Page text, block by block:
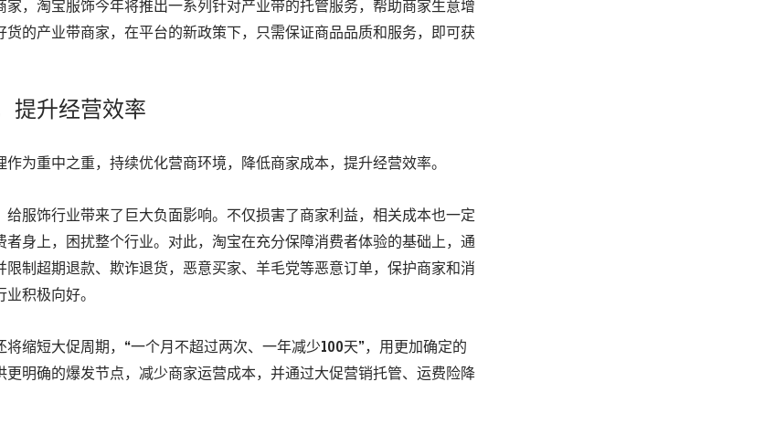
家，淘宝服饰今年将推出一系列针对产业带的托管服务，帮助商家生意增
货的产业带商家，在平台的新政策下，只需保证商品品质和服务，即可获
提升经营效率
作为重中之重，持续优化营商环境，降低商家成本，提升经营效率。
给服饰行业带来了巨大负面影响。不仅损害了商家利益，相关成本也一定
者身上，困扰整个行业。对此，淘宝在充分保障消费者体验的基础上，通
限制超期退款、欺诈退货，恶意买家、羊毛党等恶意订单，保护商家和消
积极向好。
将缩短大促周期，“一个月不超过两次、一年减少100天”，用更加确定的
更明确的爆发节点，减少商家运营成本，并通过大促营销托管、运费险降